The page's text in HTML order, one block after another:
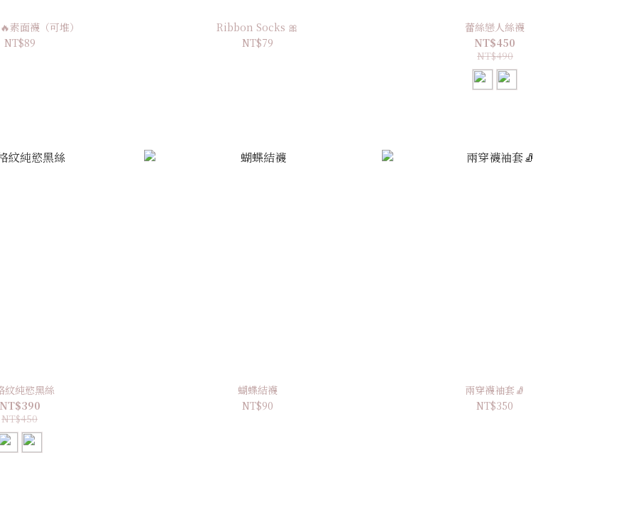
素面襪（可堆）
NT$89
Ribbon Socks 🎀
NT$79
蕾絲戀人絲襪
NT$450
NT$490
紋純慾黑絲
NT$450
蝴蝶結襪
NT$90
兩穿襪袖套🧦
NT$350